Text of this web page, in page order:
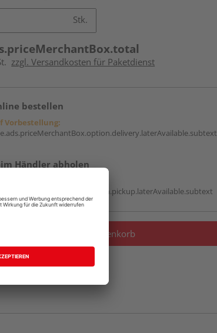
Stk.
zzgl. Versandkosten für Paketdienst
bestellen
Vorbestellung:
Händler abholen
In den Warenkorb